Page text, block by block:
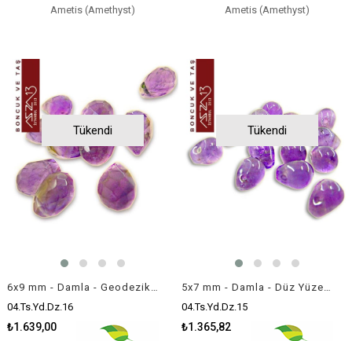
Ametis (Amethyst)
Tükendi
04.Ts.Yd.Dz.16
₺1.639,00
Ametis (Amethyst)
Tükendi
04.Ts.Yd.Dz.15
₺1.365,82